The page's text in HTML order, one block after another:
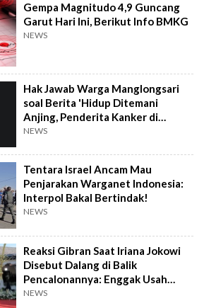
Gempa Magnitudo 4,9 Guncang
Garut Hari Ini, Berikut Info BMKG
NEWS
Hak Jawab Warga Manglongsari
soal Berita 'Hidup Ditemani
Anjing, Penderita Kanker di
Wonosobo Diamuk Warga'
NEWS
Tentara Israel Ancam Mau
Penjarakan Warganet Indonesia:
Interpol Bakal Bertindak!
NEWS
Reaksi Gibran Saat Iriana Jokowi
Disebut Dalang di Balik
Pencalonannya: Enggak Usah
Dibesar-besarkan
NEWS